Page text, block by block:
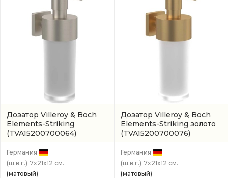
Дозатор Villeroy & Boch
Elements-Striking
(TVA15200700064)
Германия
(ш.в.г.) 7x21x12 см.
(матовый)
Дозатор Villeroy & Boch
Elements-Striking золото
(TVA15200700076)
Германия
(ш.в.г.) 7x21x12 см.
(матовый)